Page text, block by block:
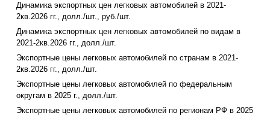
Динамика экспортных цен легковых автомобилей в 2021-
2кв.2026 гг., долл./шт., руб./шт.
Динамика экспортных цен легковых автомобилей по видам в
2021-2кв.2026 гг., долл./шт.
Экспортные цены легковых автомобилей по странам в 2021-
2кв.2026 гг., долл./шт.
Экспортные цены легковых автомобилей по федеральным
округам в 2025 г., долл./шт.
Экспортные цены легковых автомобилей по регионам РФ в 2025